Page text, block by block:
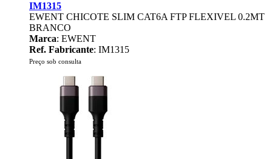
IM1315
EWENT CHICOTE SLIM CAT6A FTP FLEXIVEL 0.2MT
BRANCO
Marca: EWENT
Ref. Fabricante: IM1315
Preço sob consulta